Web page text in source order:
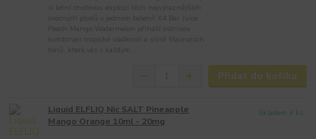
Přidat do košíku
Liquid ELFLIQ Nic SALT Pineapple
Mango Orange 10ml - 20mg
Skladem 3 ks